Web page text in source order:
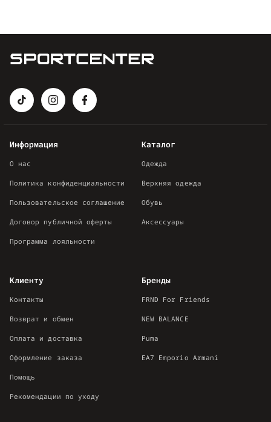
Каталог
Одежда
Верхняя одежда
Обувь
Аксессуары
Информация
О нас
Политика конфиденциальности
Пользовательское соглашение
Договор публичной оферты
Программа лояльности
Клиенту
Контакты
Возврат и обмен
Оплата и доставка
Оформление заказа
Помощь
Рекомендации по уходу
Бренды
FRND For Friends
NEW BALANCE
Puma
EA7 Emporio Armani